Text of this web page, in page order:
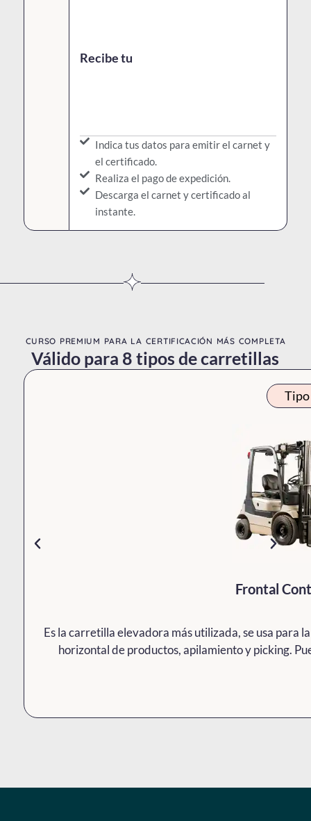
Recibe tu
Indica tus datos para emitir el carnet y
el certificado.
Realiza el pago de expedición.
Descarga el carnet y certificado al
instante.
CURSO PREMIUM PARA LA CERTIFICACIÓN MÁS COMPLETA
Válido para 8 tipos de carretillas
Tipo
Frontal
Es la carretilla elevadora más utilizada, se usa para
horizontal de productos, apilamiento y picking.